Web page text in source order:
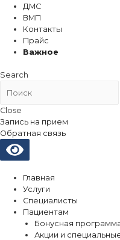
ДМС
ВМП
Контакты
Прайс
Важное
Search
Close
Запись на прием
Обратная связь
Главная
Услуги
Специалисты
Пациентам
Бонусная
Акции и